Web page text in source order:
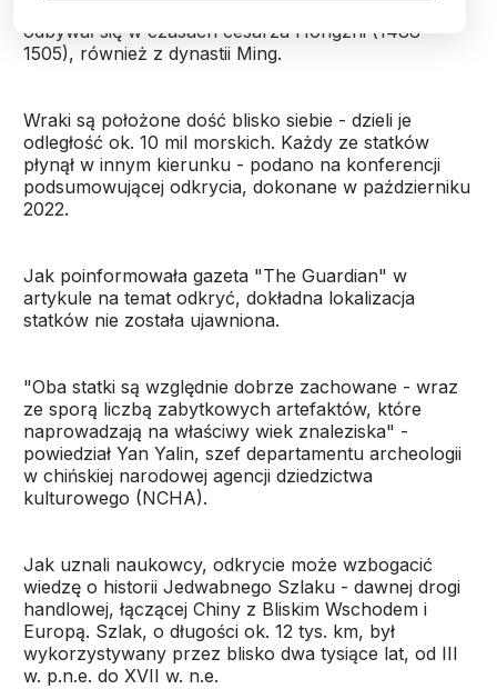
odbywał się w czasach cesarza Hongzhi (1488-
1505), również z dynastii Ming.
Wraki są położone dość blisko siebie - dzieli je
odległość ok. 10 mil morskich. Każdy ze statków
płynął w innym kierunku - podano na konferencji
podsumowującej odkrycia, dokonane w październiku
2022.
Jak poinformowała gazeta "The Guardian" w
artykule na temat odkryć, dokładna lokalizacja
statków nie została ujawniona.
"Oba statki są względnie dobrze zachowane - wraz
ze sporą liczbą zabytkowych artefaktów, które
naprowadzają na właściwy wiek znaleziska" -
powiedział Yan Yalin, szef departamentu archeologii
w chińskiej narodowej agencji dziedzictwa
kulturowego (NCHA).
Jak uznali naukowcy, odkrycie może wzbogacić
wiedzę o historii Jedwabnego Szlaku - dawnej drogi
handlowej, łączącej Chiny z Bliskim Wschodem i
Europą. Szlak, o długości ok. 12 tys. km, był
wykorzystywany przez blisko dwa tysiące lat, od III
w. p.n.e. do XVII w. n.e.